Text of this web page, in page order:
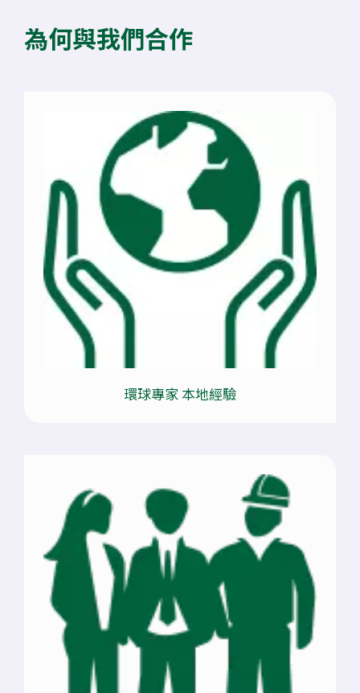
為何與我們合作
環球專家 本地經驗